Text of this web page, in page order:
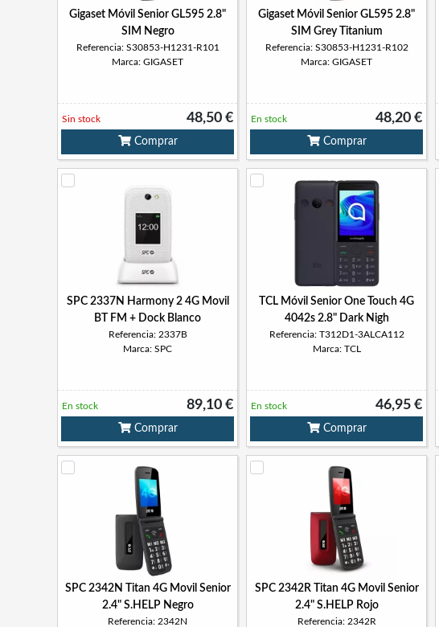
Gigaset Móvil Senior GL595 2.8"
SIM Negro
Referencia: S30853-H1231-R101
Marca: GIGASET
48,50 €
Sin stock
Comprar
Gigaset Móvil Senior GL595 2.8"
SIM Grey Titanium
Referencia: S30853-H1231-R102
Marca: GIGASET
48,20 €
En stock
Comprar
SPC 2337N Harmony 2 4G Movil
BT FM + Dock Blanco
Referencia: 2337B
Marca: SPC
89,10 €
En stock
Comprar
TCL Móvil Senior One Touch 4G
4042s 2.8" Dark Nigh
Referencia: T312D1-3ALCA112
Marca: TCL
46,95 €
En stock
Comprar
SPC 2342N Titan 4G Movil Senior
2.4" S.HELP Negro
Referencia: 2342N
SPC 2342R Titan 4G Movil Senior
2.4" S.HELP Rojo
Referencia: 2342R